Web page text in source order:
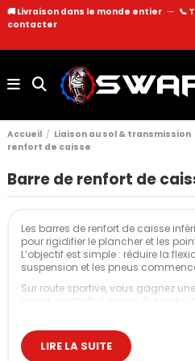
🚚 Livraison dans le monde entier — 📞
contacter
Accueil Liaison au sol & transmission
renfort de caisse
Barre de renfort de
Les barres de renfort de caisse
pour rigidifier le plancher et les
L’objectif est simple : réduire la
suspension et les pneus
Sur route sportive, vous gagnez
Nos barres de renfort de
LIRE LA SUITE